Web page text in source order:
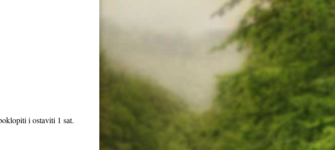
i ostaviti 1 sat.